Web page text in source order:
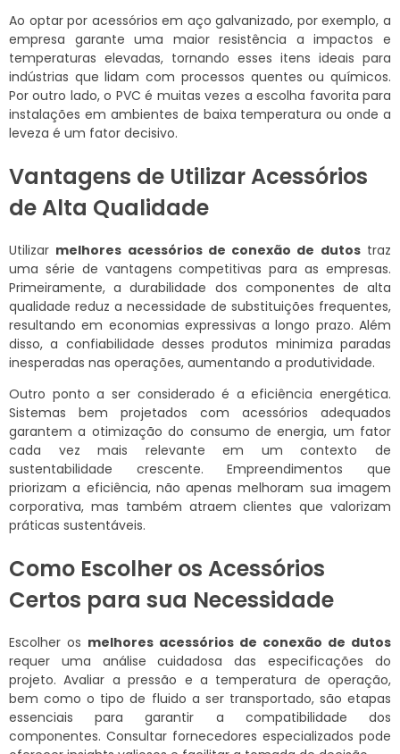
Ao optar por acessórios em aço galvanizado, por exemplo, a
empresa garante uma maior resistência a impactos e
temperaturas elevadas, tornando esses itens ideais para
indústrias que lidam com processos quentes ou químicos.
Por outro lado, o PVC é muitas vezes a escolha favorita para
instalações em ambientes de baixa temperatura ou onde a
leveza é um fator decisivo.
Vantagens de Utilizar Acessórios
de Alta Qualidade
Utilizar melhores acessórios de conexão de dutostraz
uma série de vantagens competitivas para as empresas.
Primeiramente, a durabilidade dos componentes de alta
qualidade reduz a necessidade de substituições frequentes,
resultando em economias expressivas a longo prazo. Além
disso, a confiabilidade desses produtos minimiza paradas
inesperadas nas operações, aumentando a produtividade.
Outro ponto a ser considerado é a eficiência energética.
Sistemas bem projetados com acessórios adequados
garantem a otimização do consumo de energia, um fator
cada vez mais relevante em um contexto de
sustentabilidade crescente. Empreendimentos que
priorizam a eficiência, não apenas melhoram sua imagem
corporativa, mas também atraem clientes que valorizam
práticas sustentáveis.
Como Escolher os Acessórios
Certos para sua Necessidade
Escolher os melhores acessórios de conexão de dutos
requer uma análise cuidadosa das especificações do
projeto. Avaliar a pressão e a temperatura de operação,
bem como o tipo de fluido a ser transportado, são etapas
essenciais para garantir a compatibilidade dos
componentes. Consultar fornecedores especializados pode